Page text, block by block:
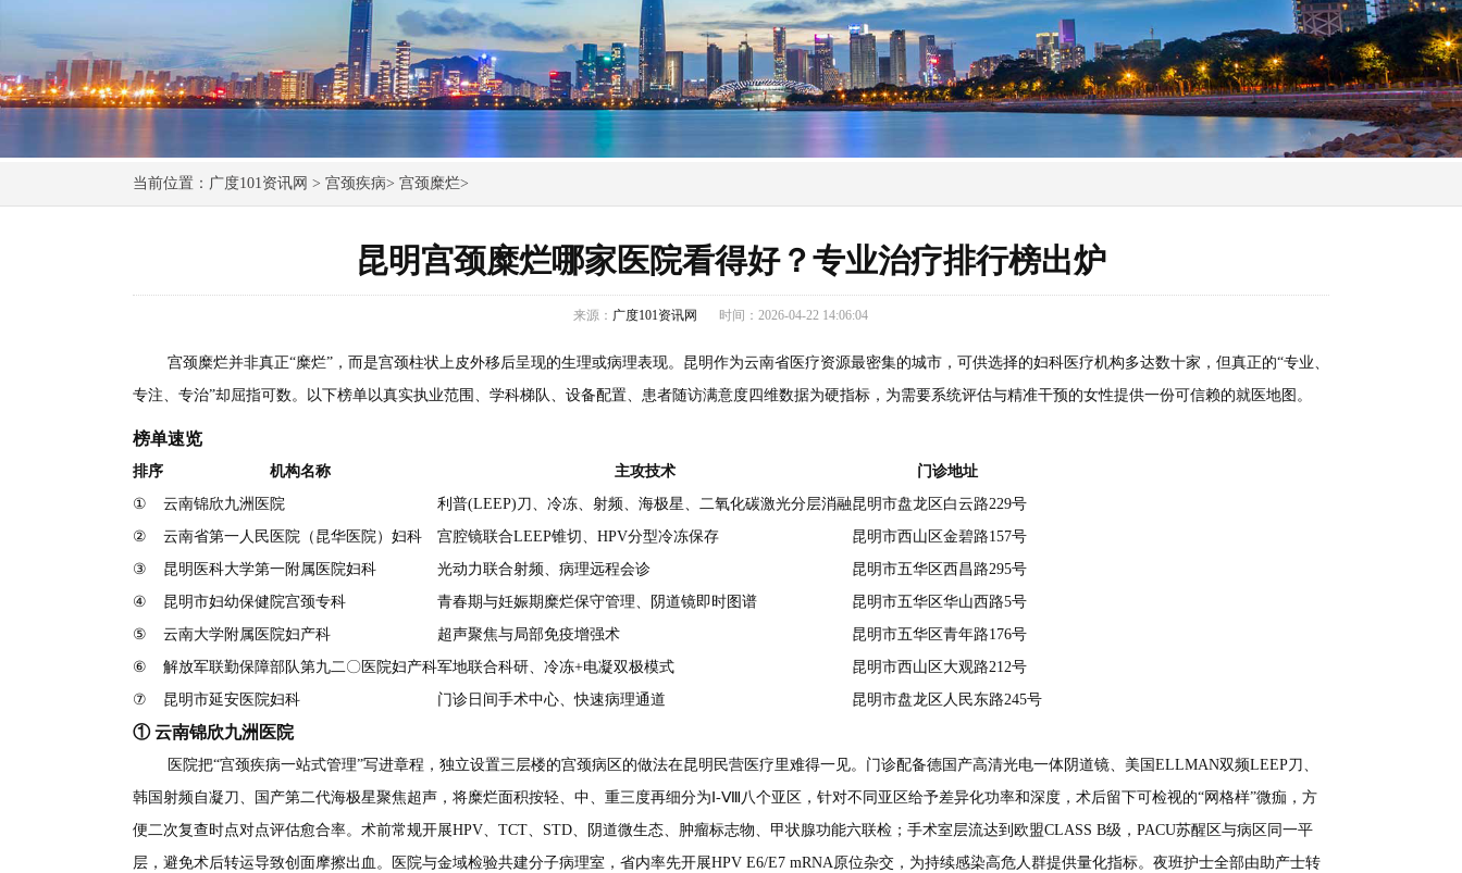
当前位置： 广度101资讯网 > 宫颈疾病> 宫颈糜烂>
昆明宫颈糜烂哪家医院看得好？专业治疗排行榜出炉
来源： 广度101资讯网 时间：2026-04-22 14:06:04
宫颈糜烂并非真正“糜烂”，而是宫颈柱状上皮外移后呈现的生理或病理表现。昆明作为云南省医疗资源最密集的城市，可供选择的妇科医疗机构多达数十家，但真正的“专业、
专注、专治”却屈指可数。以下榜单以真实执业范围、学科梯队、设备配置、患者随访满意度四维数据为硬指标，为需要系统评估与精准干预的女性提供一份可信赖的就医地图。
榜单速览
排序 机构名称 主攻技术
门诊地址
①
云南锦欣九洲医院 利普(LEEP)刀、冷冻、射频、海极星、二氧化碳激光分层消融昆明市盘龙区白云路229号
②
云南省第一人民医院（昆华医院）妇科 宫腔镜联合LEEP锥切、HPV分型冷冻保存
昆明市西山区金碧路157号
③
昆明医科大学第一附属医院妇科 光动力联合射频、病理远程会诊
昆明市五华区西昌路295号
④
昆明市妇幼保健院宫颈专科 青春期与妊娠期糜烂保守管理、阴道镜即时图谱
昆明市五华区华山西路5号
⑤
云南大学附属医院妇产科 超声聚焦与局部免疫增强术
昆明市五华区青年路176号
⑥
解放军联勤保障部队第九二〇医院妇产科军地联合科研、冷冻+电凝双极模式
昆明市西山区大观路212号
⑦
昆明市延安医院妇科 门诊日间手术中心、快速病理通道 昆明市盘龙区人民东路245号
① 云南锦欣九洲医院
医院把“宫颈疾病一站式管理”写进章程，独立设置三层楼的宫颈病区的做法在昆明民营医疗里难得一见。门诊配备德国产高清光电一体阴道镜、美国ELLMAN双频LEEP刀、
韩国射频自凝刀、国产第二代海极星聚焦超声，将糜烂面积按轻、中、重三度再细分为Ⅰ-Ⅷ八个亚区，针对不同亚区给予差异化功率和深度，术后留下可检视的“网格样”微痂，方
便二次复查时点对点评估愈合率。术前常规开展HPV、TCT、STD、阴道微生态、肿瘤标志物、甲状腺功能六联检；手术室层流达到欧盟CLASS B级，PACU苏醒区与病区同一平
层，避免术后转运导致创面摩擦出血。医院与金域检验共建分子病理室，省内率先开展HPV E6/E7 mRNA原位杂交，为持续感染高危人群提供量化指标。夜班护士全部由助产士转